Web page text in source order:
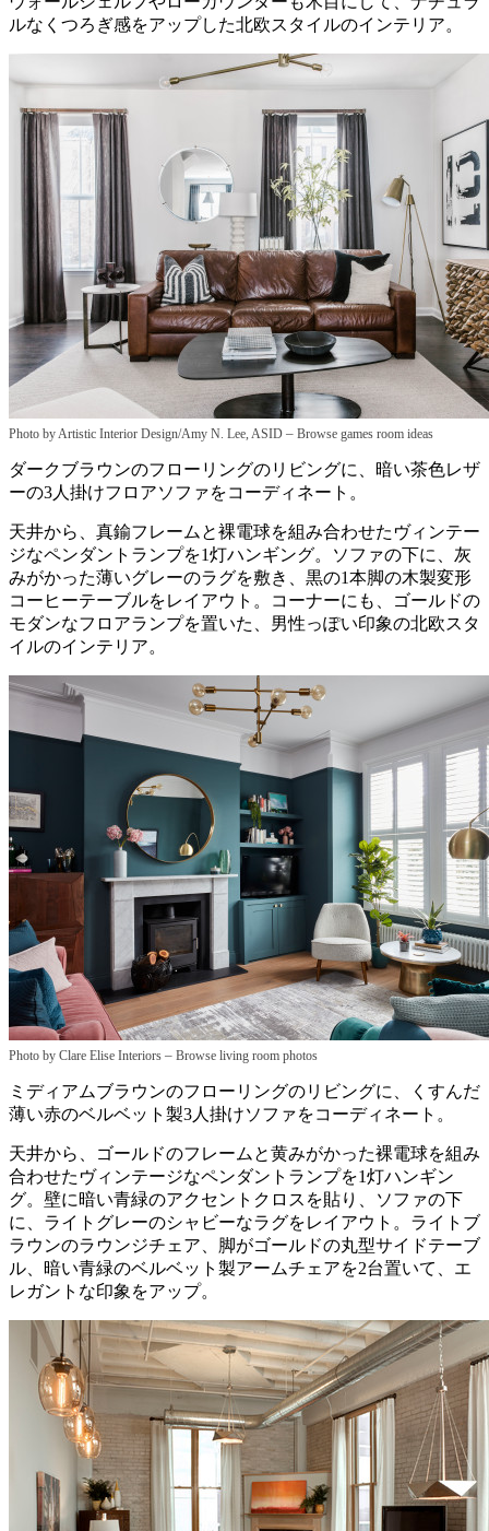
ルなくつろぎ感をアップした北欧スタイルのインテリア。
Photo by Artistic Interior Design/Amy N. Lee, ASID – Browse games room ideas
ダークブラウンのフローリングのリビングに、暗い茶色レザ
ーの3人掛けフロアソファをコーディネート。
天井から、真鍮フレームと裸電球を組み合わせたヴィンテー
ジなペンダントランプを1灯ハンギング。ソファの下に、灰
みがかった薄いグレーのラグを敷き、黒の1本脚の木製変形
コーヒーテーブルをレイアウト。コーナーにも、ゴールドの
モダンなフロアランプを置いた、男性っぽい印象の北欧スタ
イルのインテリア。
Photo by Clare Elise Interiors – Browse living room photos
ミディアムブラウンのフローリングのリビングに、くすんだ
薄い赤のベルベット製3人掛けソファをコーディネート。
天井から、ゴールドのフレームと黄みがかった裸電球を組み
合わせたヴィンテージなペンダントランプを1灯ハンギン
グ。壁に暗い青緑のアクセントクロスを貼り、ソファの下
に、ライトグレーのシャビーなラグをレイアウト。ライトブ
ラウンのラウンジチェア、脚がゴールドの丸型サイドテーブ
ル、暗い青緑のベルベット製アームチェアを2台置いて、エ
レガントな印象をアップ。